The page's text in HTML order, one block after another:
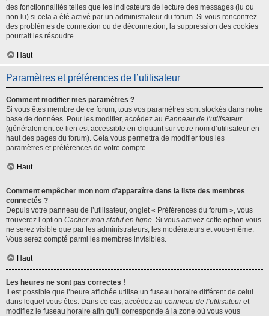
des fonctionnalités telles que les indicateurs de lecture des messages (lu ou
non lu) si cela a été activé par un administrateur du forum. Si vous rencontrez
des problèmes de connexion ou de déconnexion, la suppression des cookies
pourrait les résoudre.
Haut
Paramètres et préférences de l’utilisateur
Comment modifier mes paramètres ?
Si vous êtes membre de ce forum, tous vos paramètres sont stockés dans notre
base de données. Pour les modifier, accédez au Panneau de l’utilisateur
(généralement ce lien est accessible en cliquant sur votre nom d’utilisateur en
haut des pages du forum). Cela vous permettra de modifier tous les
paramètres et préférences de votre compte.
Haut
Comment empêcher mon nom d’apparaître dans la liste des membres
connectés ?
Depuis votre panneau de l’utilisateur, onglet « Préférences du forum », vous
trouverez l’option Cacher mon statut en ligne. Si vous activez cette option vous
ne serez visible que par les administrateurs, les modérateurs et vous-même.
Vous serez compté parmi les membres invisibles.
Haut
Les heures ne sont pas correctes !
Il est possible que l’heure affichée utilise un fuseau horaire différent de celui
dans lequel vous êtes. Dans ce cas, accédez au panneau de l’utilisateuret
modifiez le fuseau horaire afin qu’il corresponde à la zone où vous vous